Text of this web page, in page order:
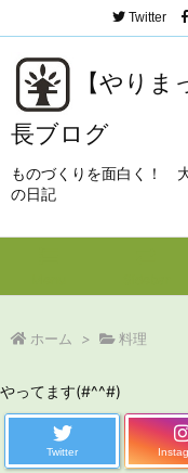
【やり
長ブログ
ものづくりを面白く！
の日記
Twitter
ホーム > 料理
やってます(#^^#)
Twitter